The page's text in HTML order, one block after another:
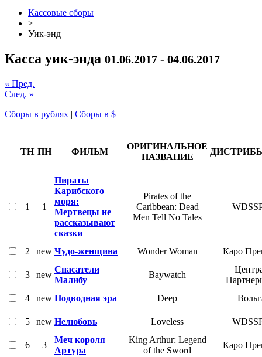
Кассовые сборы
>
Уик-энд
Касса уик-энда 01.06.2017 - 04.06.2017
« Пред.
След. »
Сборы в рублях | Сборы в $
ТН ПН ФИЛЬМ
ОРИГИНАЛЬНОЕ
НАЗВАНИЕ
1 1
Пираты
Карибского
моря:
Мертвецы не
рассказывают
сказки
Pirates of the
Caribbean: Dead
Men Tell No Tales
2 new Чудо-женщина Wonder Woman Каро
3 new
Спасатели
Малибу
Baywatch
4
new Подводная эра Deep
5 new Нелюбовь Loveless
6 3
Меч короля
Артура
King Arthur: Legend
of the Sword
Каро